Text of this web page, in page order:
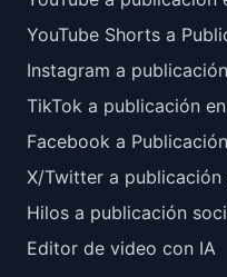
YouTube Shorts a
Instagram a
TikTok a publicación
Facebook a
X/Twitter a publicación
Hilos a publicación
Editor de video con IA